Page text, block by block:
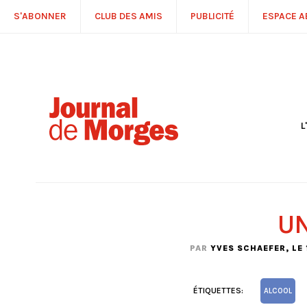
S'ABONNER CLUB DES AMIS PUBLICITÉ ESPACE
PAR YVES SCHAEFER, LE
ÉTIQUETTES: ALCOOL